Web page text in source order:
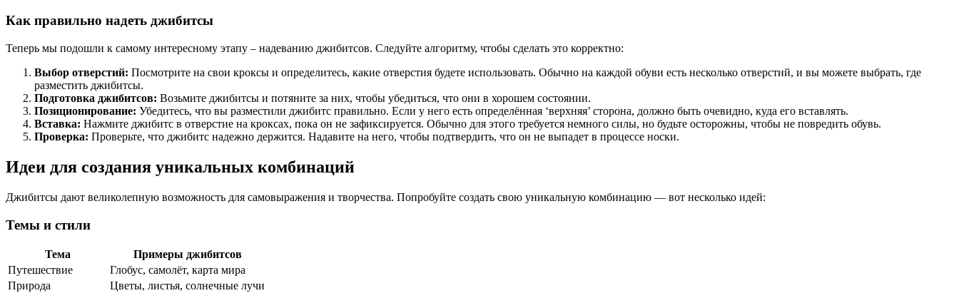
Как правильно надеть джибитсы
Теперь мы подошли к самому интересному этапу – надеванию джибитсов. Следуйте алгоритму, чтобы сделать это корректно:
Выбор отверстий: Посмотрите на свои кроксы и определитесь, какие отверстия будете использовать. Обычно на каждой обуви есть несколько отверстий, и вы можете выбрать, где
разместить джибитсы.
Подготовка джибитсов: Возьмите джибитсы и потяните за них, чтобы убедиться, что они в хорошем состоянии.
Позиционирование: Убедитесь, что вы разместили джибитс правильно. Если у него есть определённая ‘верхняя’ сторона, должно быть очевидно, куда его вставлять.
Вставка: Нажмите джибитс в отверстие на кроксах, пока он не зафиксируется. Обычно для этого требуется немного силы, но будьте осторожны, чтобы не повредить обувь.
Проверка: Проверьте, что джибитс надежно держится. Надавите на него, чтобы подтвердить, что он не выпадет в процессе носки.
Идеи для создания уникальных комбинаций
Джибитсы дают великолепную возможность для самовыражения и творчества. Попробуйте создать свою уникальную комбинацию — вот несколько идей:
Темы и стили
Тема
Примеры джибитсов
Путешествие
Глобус, самолёт, карта мира
Природа
Цветы, листья, солнечные лучи